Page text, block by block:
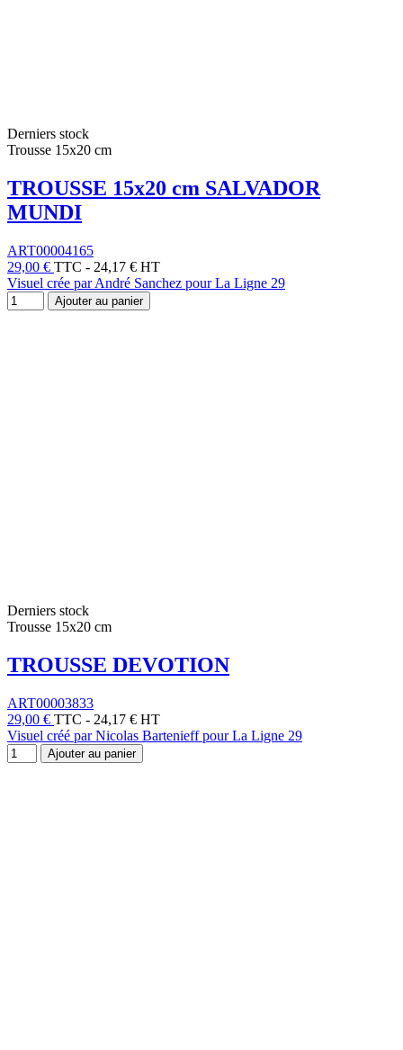
Derniers stock
Trousse 15x20 cm
TROUSSE 15x20 cm SALVADOR
MUNDI
ART00004165
29,00 € TTC - 24,17 € HT
Visuel crée par André Sanchez pour La Ligne 29
Ajouter au panier
Derniers stock
Trousse 15x20 cm
TROUSSE DEVOTION
ART00003833
29,00 € TTC - 24,17 € HT
Visuel créé par Nicolas Bartenieff pour La Ligne 29
Ajouter au panier